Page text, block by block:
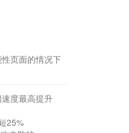
页面的情况下
度最高提升
25%